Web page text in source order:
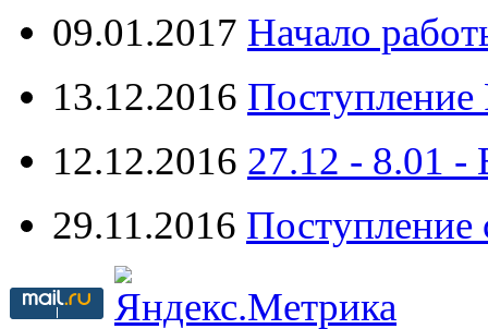
09.01.2017 Начало
13.12.2016 Поступление
12.12.2016 27.12 -
29.11.2016 Поступление